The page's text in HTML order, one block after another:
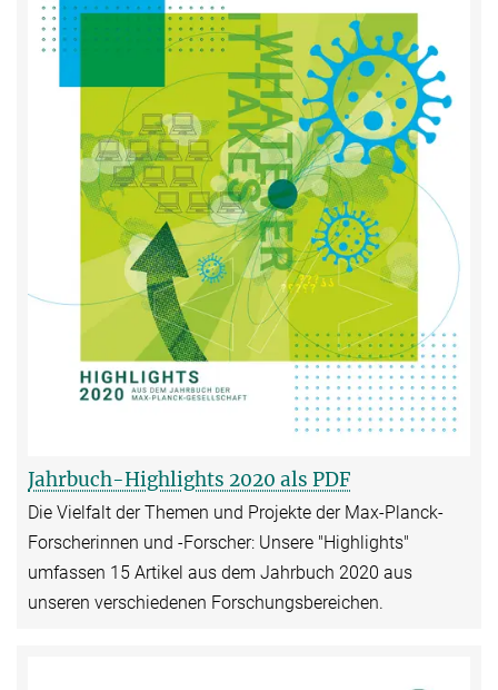
Jahrbuch-Highlights 2020 als PDF
Die Vielfalt der Themen und Projekte der Max-Planck-
Forscherinnen und -Forscher: Unsere "Highlights"
umfassen 15 Artikel aus dem Jahrbuch 2020 aus
unseren verschiedenen Forschungsbereichen.